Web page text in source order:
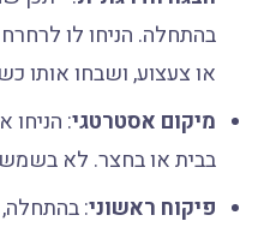
בהתחלה. הניחו לו לרחרח
או צעצוע, ושבחו אותו
מיקום אסטרטגי: הניחו
בבית או בחצר. לא בשמש
פיקוח ראשוני: בהתחלה,